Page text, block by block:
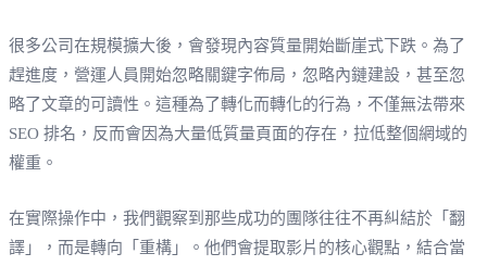
很多公司在規模擴大後，會發現內容質量開始斷崖式下跌。為了
趕進度，營運人員開始忽略關鍵字佈局，忽略內鏈建設，甚至忽
略了文章的可讀性。這種為了轉化而轉化的行為，不僅無法帶來
SEO 排名，反而會因為大量低質量頁面的存在，拉低整個網域的
權重。
在實際操作中，我們觀察到那些成功的團隊往往不再糾結於「翻
譯」，而是轉向「重構」。他們會提取影片的核心觀點，結合當